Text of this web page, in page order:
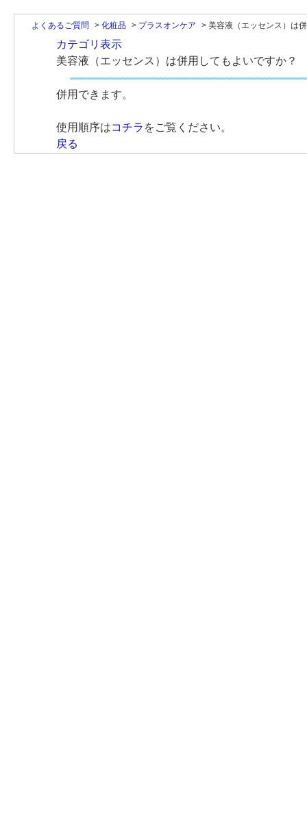
よくあるご質問 > 化粧品 > プラスオンケア > 美容液（エッセンス）は
カテゴリ表示
美容液（エッセンス）は併用してもよいですか？
併用できます。
使用順序はコチラ をご覧ください。
戻る